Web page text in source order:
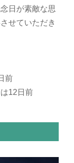
日が素敵な思
せていただき
前
12日前